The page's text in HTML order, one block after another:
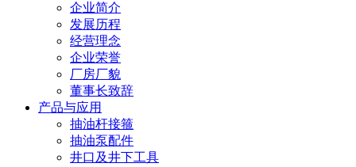
企业简介
发展历程
经营理念
企业荣誉
厂房厂貌
董事长致辞
产品与应用
抽油杆接箍
抽油泵配件
井口及井下工具